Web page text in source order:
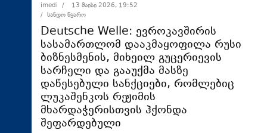
ეკონომიკა
მსოფლიო
ჯანდაცვა
საზოგადოება
სამართალი
თავდაცვა
imedi /
13 მაისი 2026, 19:52
/ სანდო წყარო
Deutsche Welle: ევროკავშირის
სასამართლომ დააკმაყოფილა რუსი
ბიზნესმენის, მიხეილ გუცერიევის
სარჩელი და გააუქმა მასზე
დაწესებული სანქციები, რომლებიც
ლუკაშენკოს რეჟიმის
მხარდაჭერისთვის ჰქონდა
შეფარდებული